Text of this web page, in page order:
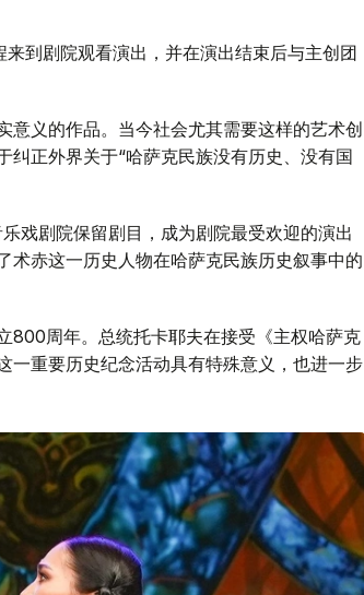
到剧院观看演出，并在演出结束后与主创团
意义的作品。当今社会尤其需要这样的艺术创
正外界关于“哈萨克民族没有历史、没有国
戏剧院保留剧目，成为剧院最受欢迎的演出
术赤这一历史人物在哈萨克民族历史叙事中的
800周年。总统托卡耶夫在接受《主权哈萨克
一重要历史纪念活动具有特殊意义，也进一步